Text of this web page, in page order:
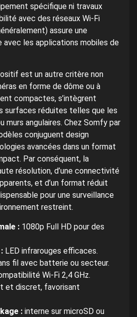
spécifique ni travaux
avec des réseaux Wi-Fi
assure une
avec les applications mobiles de
est un autre critère non
en forme de dôme ou à
compactes, s’intègrent
surfaces réduites telles que les
murs angulaires. Chez Somfy par
conjuguent design
avancées dans un format
Par conséquent, la
résolution, d’une connectivité
et d’un format réduit
pour une surveillance
restreint.
: 1080p Full HD pour des
LED infrarouges efficaces.
fil avec batterie ou secteur.
Wi-Fi 2,4 GHz.
et discret, favorisant
: interne sur microSD ou